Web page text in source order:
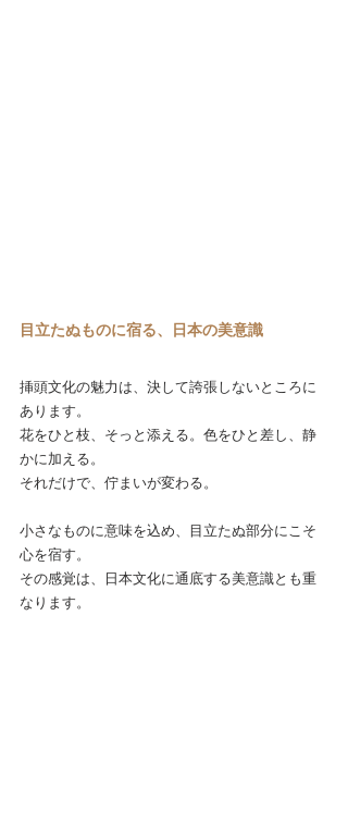
目立たぬものに宿る、日本の美意識
挿頭文化の魅力は、決して誇張しないところに
あります。
花をひと枝、そっと添える。色をひと差し、静
かに加える。
それだけで、佇まいが変わる。
小さなものに意味を込め、目立たぬ部分にこそ
心を宿す。
その感覚は、日本文化に通底する美意識とも重
なります。